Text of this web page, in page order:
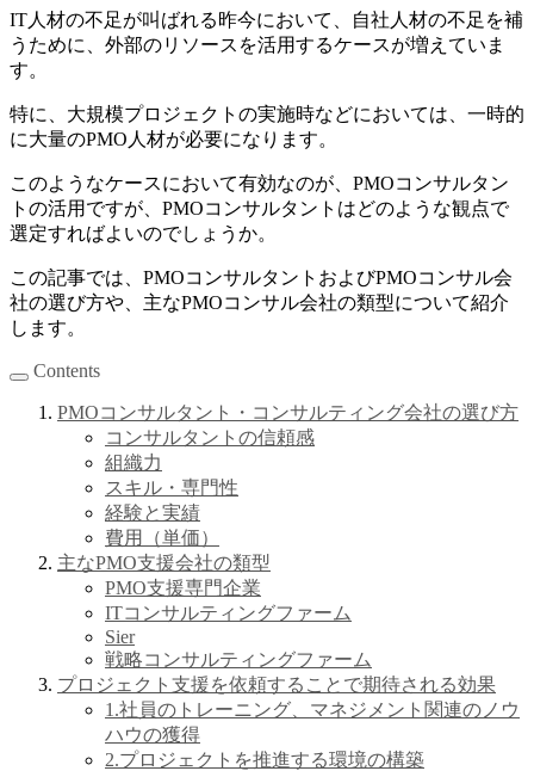
IT人材の不足が叫ばれる昨今において、自社人材の不足を補
うために、外部のリソースを活用するケースが増えていま
す。
特に、大規模プロジェクトの実施時などにおいては、一時的
に大量のPMO人材が必要になります。
このようなケースにおいて有効なのが、PMOコンサルタン
トの活用ですが、PMOコンサルタントはどのような観点で
選定すればよいのでしょうか。
この記事では、PMOコンサルタントおよびPMOコンサル会
社の選び方や、主なPMOコンサル会社の類型について紹介
します。
Contents
PMOコンサルタント・コンサルティング会社の選び方
コンサルタントの信頼感
組織力
スキル・専門性
経験と実績
費用（単価）
主なPMO支援会社の類型
PMO支援専門企業
ITコンサルティングファーム
Sier
戦略コンサルティングファーム
プロジェクト支援を依頼することで期待される効果
1.社員のトレーニング、マネジメント関連のノウ
ハウの獲得
2.プロジェクトを推進する環境の構築